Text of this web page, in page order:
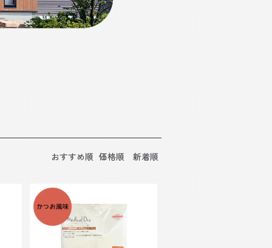
おすすめ順 価格順 新着順